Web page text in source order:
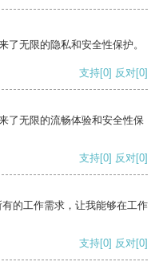
了无限的隐私和安全性保护。
支持[0] 反对[0]
了无限的流畅体验和安全性保
支持[0] 反对[0]
的工作需求，让我能够在工作
支持[0] 反对[0]